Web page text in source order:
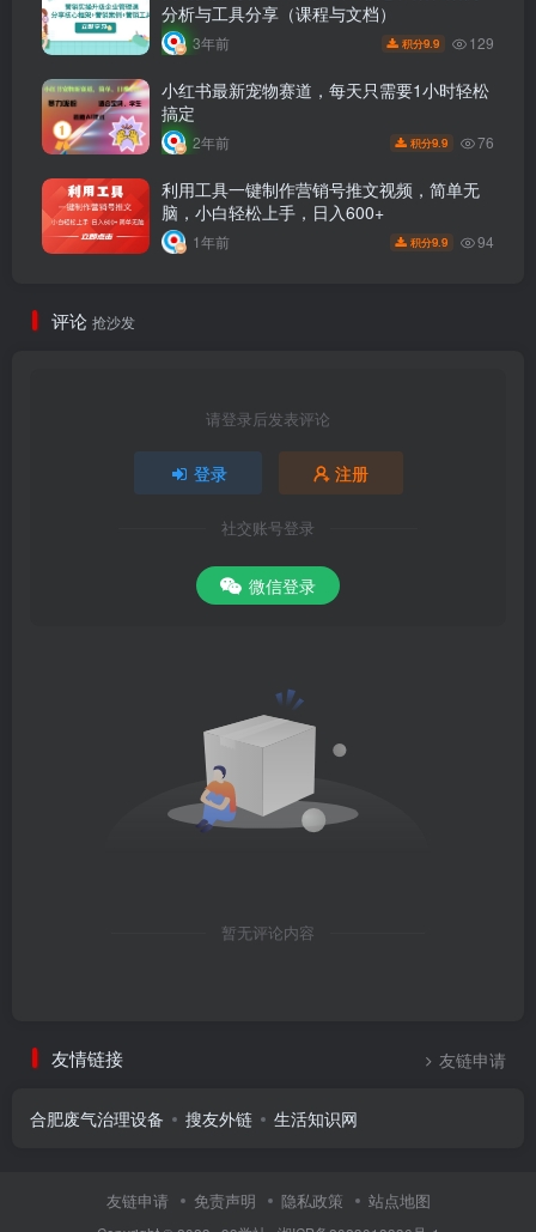
分析与工具分享（课程与文档）
3年前 积分9.9 129
小红书最新宠物赛道，每天只需要1小时轻松
搞定
2年前 积分9.9 76
利用工具一键制作营销号推文视频，简单无
脑，小白轻松上手，日入600+
1年前 积分9.9 94
评论 抢沙发
请登录后发表评论
登录 注册
社交账号登录
微信登录
暂无评论内容
友情链接 友链申请
合肥废气治理设备 搜友外链 生活知识网
友链申请 免责声明 隐私政策 站点地图